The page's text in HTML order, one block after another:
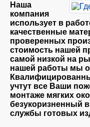
Наша
компания
использует в
качественные
проверенных
стоимость нашей
самой низкой на
нашей работы мы
учтут все Ваши
монтаже мягких
безукоризненный
службы готовых